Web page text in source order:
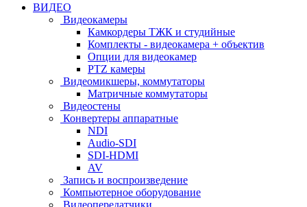
ВИДЕО
Видеокамеры
Камкордеры ТЖК и студийные
Комплекты - видеокамера + объектив
Опции для видеокамер
PTZ камеры
Видеомикшеры, коммутаторы
Матричные коммутаторы
Видеостены
Конвертеры аппаратные
NDI
Audio-SDI
SDI-HDMI
AV
Запись и воспроизведение
Компьютерное оборудование
Видеопередатчики